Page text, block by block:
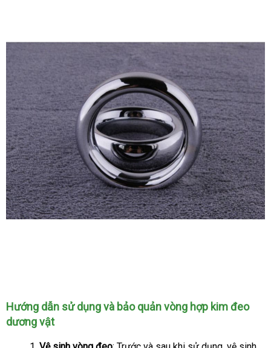
Vật
Quan
Hướng dẫn sử dụnggần
và bảo quản vòng hợp kim đeo
dương vật